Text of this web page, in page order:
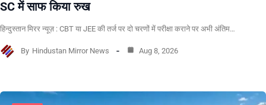
SC में साफ किया रुख
हिन्दुस्तान मिरर न्यूज़ : CBT या JEE की तर्ज पर दो चरणों में परीक्षा कराने पर अभी अंतिम…
By Hindustan Mirror News Aug 8, 2026